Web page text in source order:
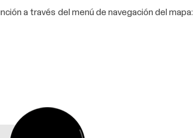
a través del menú de navegación del mapa: